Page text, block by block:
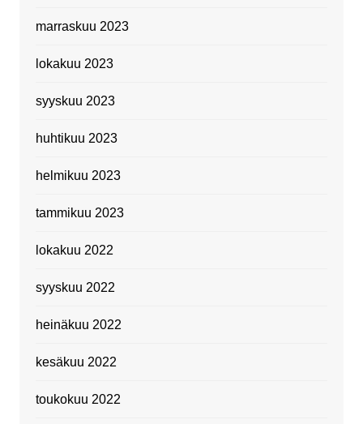
marraskuu 2023
lokakuu 2023
syyskuu 2023
huhtikuu 2023
helmikuu 2023
tammikuu 2023
lokakuu 2022
syyskuu 2022
heinäkuu 2022
kesäkuu 2022
toukokuu 2022